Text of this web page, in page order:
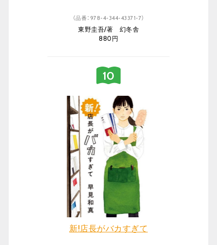
（品番：978-4-344-43371-7）
東野圭吾/著 幻冬舎
880円
新!店長がバカすぎて